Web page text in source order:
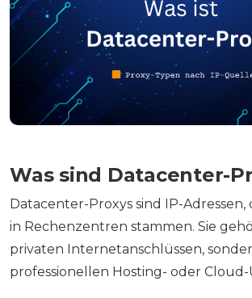
Was sind Datacenter-
Datacenter-Proxys sind IP-Adressen,
in Rechenzentren stammen. Sie
privaten Internetanschlüssen,
professionellen Hosting- oder